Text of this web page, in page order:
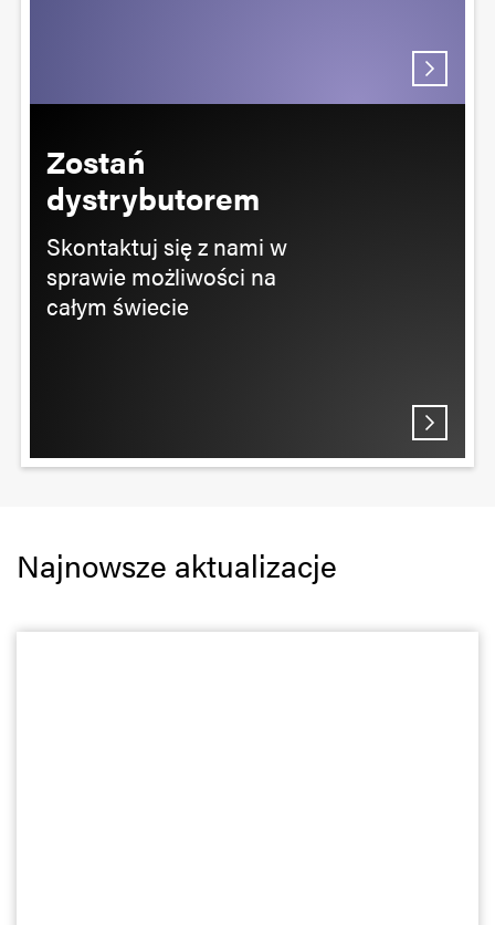
Zostań
dystrybutorem
Skontaktuj się z nami w
sprawie możliwości na
całym świecie
Najnowsze aktualizacje